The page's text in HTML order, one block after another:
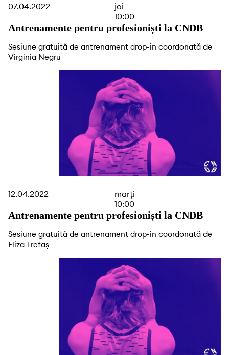
07.04.2022
joi
10:00
Antrenamente pentru profesioniști la CNDB
Sesiune gratuită de antrenament drop-in coordonată de
Virginia Negru
12.04.2022
marți
10:00
Antrenamente pentru profesioniști la CNDB
Sesiune gratuită de antrenament drop-in coordonată de
Eliza Trefaș